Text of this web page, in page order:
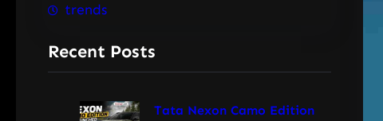
trends
Recent Posts
Tata Nexon Camo Edition